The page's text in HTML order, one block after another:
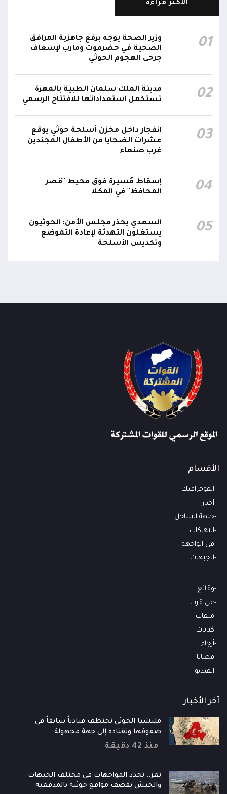
الجبهات والمحاور التابعة للقوات المسلحة،
بمختلف تشكيلاتها ووحداتها ومنتسبيها
استهداف وحداتنا دون رد وسنتعامل مع أي اعتداء
جديد بالإجراءات العسكرية اللازمة والحازمة، وفقاً
لتوجيهات القيادة السياسية والعسكرية
ومقتضيات الموقف العملياتي
الناطق باسم القوات المسلحة: العملية جسدت
وحدة المحاور والقيادة والسيطرة للقوات المسلحة
الأكثر قراءة
01
وزير الصحة يوجه برفع جاهزية المرافق
الصحية في حضرموت ومأرب لإسعاف
جرحى الهجوم الحوثي
02
مدينة الملك سلمان الطبية بالمهرة
تستكمل استعداداتها للافتتاح الرسمي
03
انفجار داخل مخزن أسلحة حوثي يوقع
عشرات الضحايا من الأطفال المجندين
غرب صنعاء
04
إسقاط مُسيرة فوق محيط "قصر
المحافظ" في المكلا
05
السعدي يحذر مجلس الأمن: الحوثيون
يستغلون التهدئة لإعادة التموضع
وتكديس الأسلحة
الأقسام
انفوجرافيك
أخبار
جبهة الساحل
انتهاكات
في الواجهة
الجبهات
وقائع
عن قرب
ملفات
كتابات
أرجاء
قضايا
الفيديو
آخر الأخبار
مليشيا الحوثي تختطف قيادياً سابقاً في
صفوفها وتقتاده إلى جهة مجهولة
منذ 42 دقيقة
تعز.. تجدد المواجهات في مختلف الجبهات
والجيش يقصف مواقع حوثية بالمدفعية